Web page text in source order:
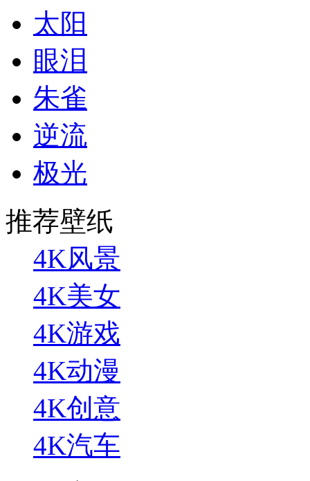
太阳
眼泪
朱雀
逆流
极光
推荐壁纸
4K风景
4K美女
4K游戏
4K动漫
4K创意
4K汽车